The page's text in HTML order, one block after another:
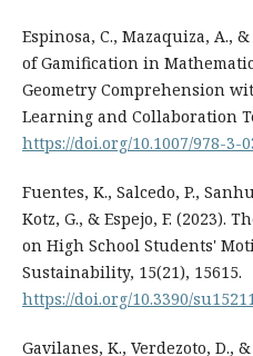
Espinosa, C., Mazaquiza, A.,
of Gamification in
Geometry Comprehension
Learning and Collaboration
https://doi.org/10.1007/978-3-
Fuentes, K., Salcedo, P.,
Kotz, G., & Espejo, F. (2023).
on High School Students'
Sustainability, 15(21), 15615.
https://doi.org/10.3390/
Gavilanes, K., Verdezoto, D.,